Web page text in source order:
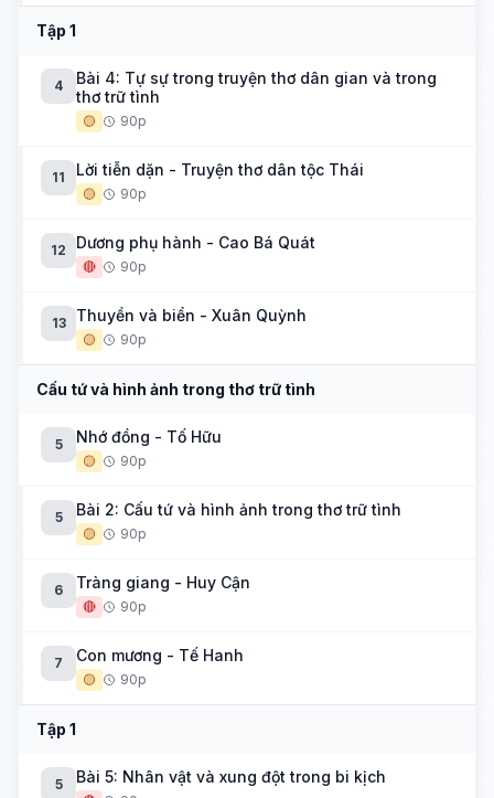
Tập 1
4
Bài 4: Tự sự trong truyện thơ dân gian và trong
thơ trữ tình
🟡 90p
11 Lời tiễn dặn - Truyện thơ dân tộc Thái
🟡 90p
12 Dương phụ hành - Cao Bá Quát
🔴 90p
13 Thuyền và biển - Xuân Quỳnh
🟡 90p
Cấu tứ và hình ảnh trong thơ trữ tình
5 Nhớ đồng - Tố Hữu
🟡 90p
5 Bài 2: Cấu tứ và hình ảnh trong thơ trữ tình
🟡 90p
6 Tràng giang - Huy Cận
🔴 90p
7 Con mương - Tế Hanh
🟡 90p
Tập 1
5 Bài 5: Nhân vật và xung đột trong bi kịch